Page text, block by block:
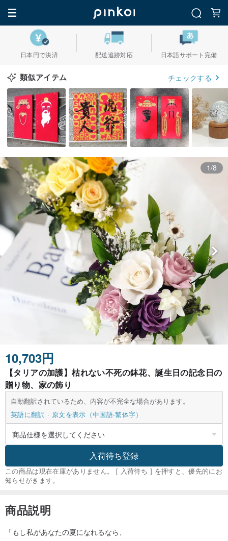
日本円で決済 配送追跡対応 日本語サポート完備
類似アイテム チェックする
1/8
10,703円
【タリアの加護】枯れない不死の鉢花、誕生日の記念日の
贈り物、家の飾り
自動翻訳されているため、内容が不完全な場合があります。
英語に翻訳
原文を表示（中国語-繁体字）
入荷待ち登録
この商品は現在在庫がありません。 [ 入荷待ち ] を押すと、優先的にお
知らせがきます。
商品説明
「もし私があなたの夏になれるなら、